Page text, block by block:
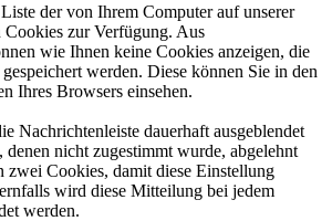
der von Ihrem Computer auf unserer
Cookies zur Verfügung. Aus
wie Ihnen keine Cookies anzeigen, die
werden. Diese können Sie in den
Ihres Browsers einsehen.
Nachrichtenleiste dauerhaft ausgeblendet
nicht zugestimmt wurde, abgelehnt
zwei Cookies, damit diese Einstellung
wird diese Mitteilung bei jedem
werden.